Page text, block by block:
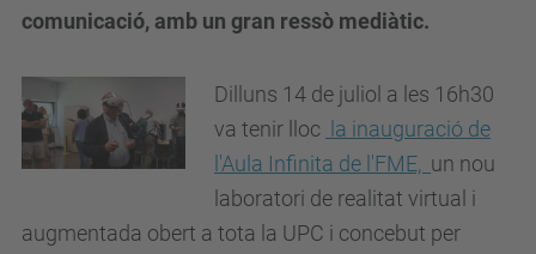
comunicació, amb un gran ressò mediàtic.
Dilluns 14 de juliol a les 16h30
va tenir lloc
la inauguració de
l'Aula Infinita de l'FME, un nou
laboratori de realitat virtual i
augmentada obert a tota la UPC i concebut per